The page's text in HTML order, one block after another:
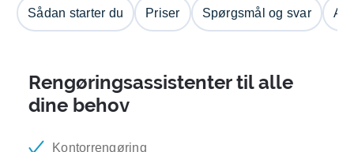
Sådan starter du Priser Spørgsmål og svar
Rengøringsassistenter til alle
dine behov
Kontorrengøring